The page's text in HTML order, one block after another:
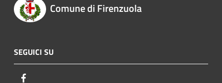
Comune di Firenzuola
SEGUICI SU